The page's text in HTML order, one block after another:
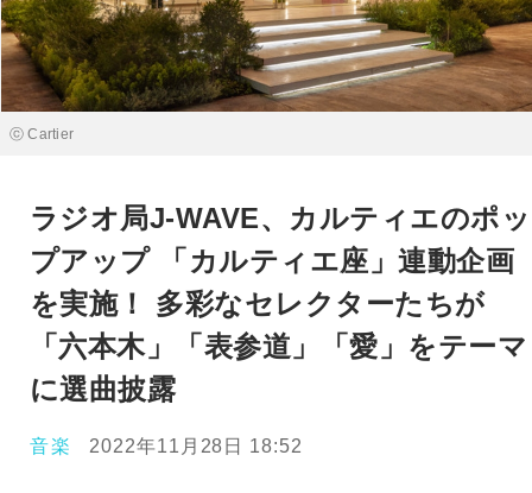
ⓒ Cartier
ラジオ局J-WAVE、カルティエのポッ
プアップ 「カルティエ座」連動企画
を実施！ 多彩なセレクターたちが
「六本木」「表参道」「愛」をテーマ
に選曲披露
音楽 2022年11月28日 18:52